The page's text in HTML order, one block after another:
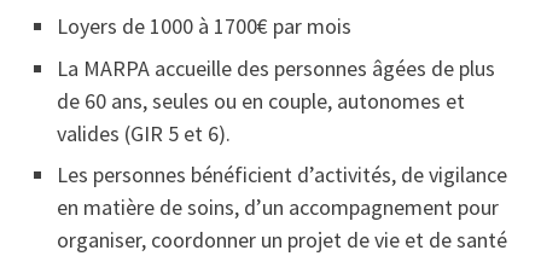
Loyers de 1000 à 1700€ par mois
La MARPA accueille des personnes âgées de plus
de 60 ans, seules ou en couple, autonomes et
valides (GIR 5 et 6).
Les personnes bénéficient d’activités, de vigilance
en matière de soins, d’un accompagnement pour
organiser, coordonner un projet de vie et de santé